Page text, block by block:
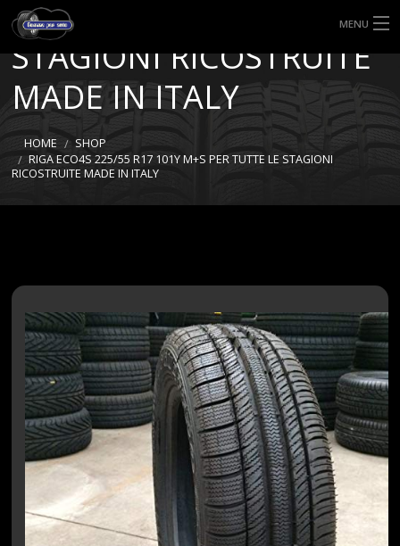
MENU
HOME
TIPI DI GOMME
MISURE GOMME
101Y M+S PER TUTTE LE
STAGIONI RICOSTRUITE
MADE IN ITALY
HOME
SHOP
RIGA ECO4S 225/55 R17 101Y M+S PER TUTTE LE STAGIONI
RICOSTRUITE MADE IN ITALY